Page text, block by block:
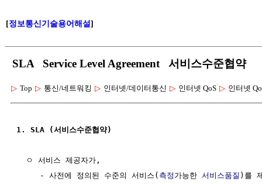
[정보통신기술용어해설]
SLA Service Level Agreement 서비스수준협약
▷ Top ▷ 통신/네트워킹 ▷ 인터넷/데이터통신 ▷ 인터넷 QoS ▷ 인터넷
1. SLA (서비스수준협약)
  ㅇ 서비스 제공자가,
     - 사전에 정의된 수준의 서비스(
측정 가능한 서비스품질 )를